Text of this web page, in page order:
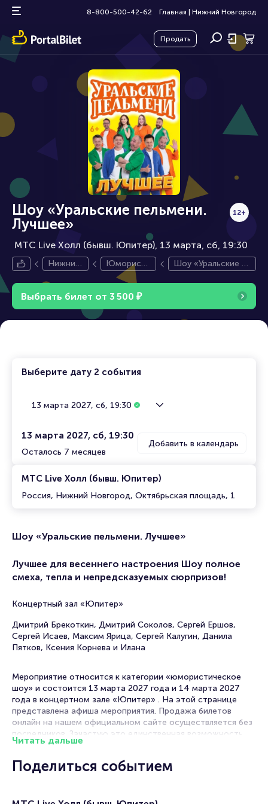
8-800-500-42-62 Главная Нижний Новгород
Продать
Шоу «Уральские пельмени.
Лучшее»
МТС Live Холл (бывш. Юпитер), 13 марта
12+
сб, 19:30
Нижний
д
Юмористи
ческое шо
у
Шоу «Уральские п
Выбрать билет от 3 500 ₽
Выберите дату 2 события
13 марта 2027, сб, 19:30
13 марта 2027, сб, 19:30
Осталось 7 месяцев
Добавить в календарь
МТС Live Холл (бывш. Юпитер)
Россия, Нижний Новгород, Октябрьская площадь, 1
Шоу «Уральские пельмени. Лучшее»
Лучшее для весеннего настроения Шоу полное
смеха, тепла и непредсказуемых сюрпризов!
Концертный зал «Юпитер»
Дмитрий Брекоткин, Дмитрий Соколов, Сергей Ершов,
Сергей Исаев, Максим Ярица, Сергей Калугин, Данила
Пятков, Ксения Корнева и Илана
Мероприятие относится к категории «юмористическое
шоу» и состоится 13 марта 2027 года и 14 марта 2027
года в концертном зале «Юпитер» . На этой странице
представлена афиша мероприятия. Продажа билетов
онлайн на нашем официальном сайте осуществляется без
посредников. Зачастую это единственная возможность
достать билет на юмористическое шоу.
Билеты на шоу «Уральские пельмени. Лучшее»
Читать дальше
Поделиться событием